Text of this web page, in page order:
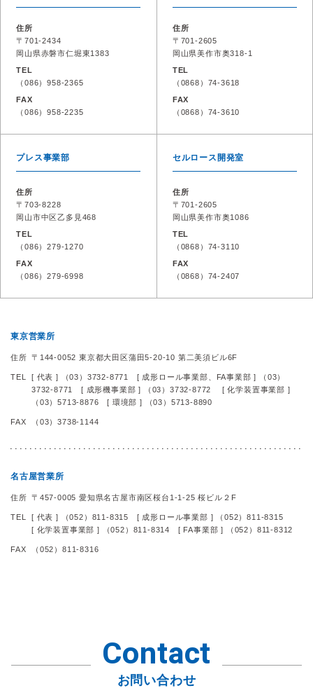
住所
〒701-2434
岡山県赤磐市仁堀東1383
TEL
（086）958-2365
FAX
（086）958-2235
住所
〒701-2605
岡山県美作市奥318-1
TEL
（0868）74-3618
FAX
（0868）74-3610
プレス事業部
住所
〒703-8228
岡山市中区乙多見468
TEL
（086）279-1270
FAX
（086）279-6998
セルロース開発室
住所
〒701-2605
岡山県美作市奥1086
TEL
（0868）74-3110
FAX
（0868）74-2407
東京営業所
住所 〒144-0052 東京都大田区蒲田5-20-10 第二美須ビル6F
TEL [ 代表 ] （03）3732-8771 [ 成形ロール事業部、FA事業部 ] （03）
3732-8771 [ 成形機事業部 ] （03）3732-8772
[ 化学装置事業部 ]
（03）5713-8876[ 環境部 ] （03）5713-8890
FAX （03）3738-1144
名古屋営業所
住所 〒457-0005 愛知県名古屋市南区桜台1-1-25 桜ビル２F
TEL [ 代表 ] （052）811-8315 [ 成形ロール事業部 ] （052）811-8315
[ 化学装置事業部 ] （052）811-8314 [ FA事業部 ] （052）811-8312
FAX （052）811-8316
Contact
お問い合わせ